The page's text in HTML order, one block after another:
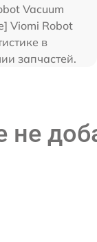
Vacuum
Viomi Robot
в
запчастей.
не